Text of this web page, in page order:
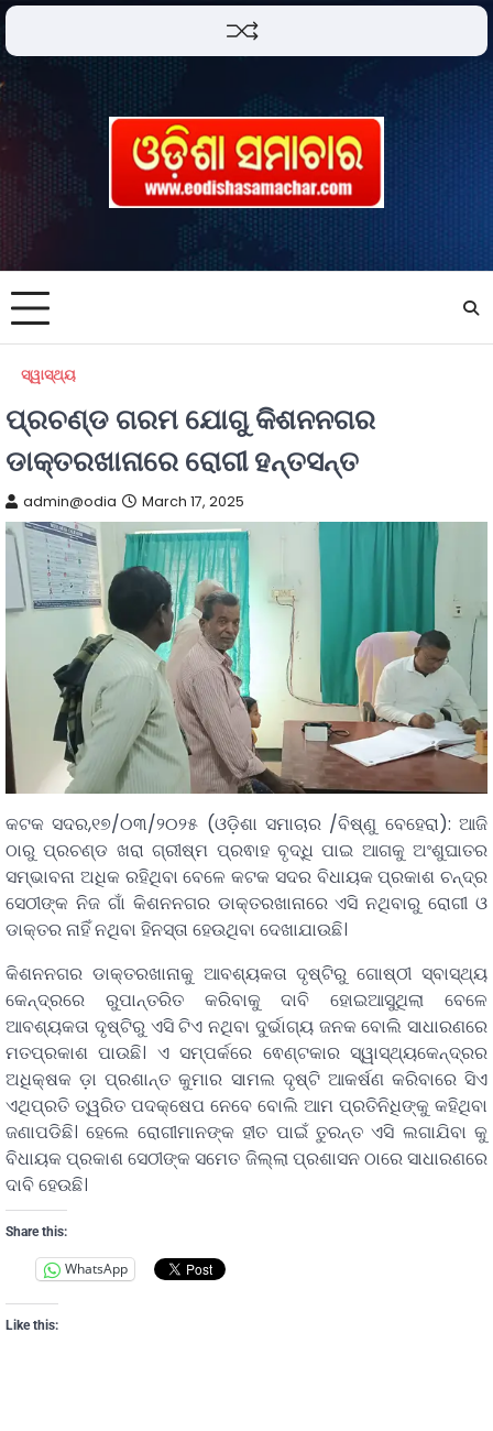
ସ୍ୱାସ୍ଥ୍ୟ
ପ୍ରଚଣ୍ଡ ଗରମ ଯୋଗୁ କିଶନନଗର
ଡାକ୍ତରଖାନାରେ ରୋଗୀ ହନ୍ତସନ୍ତ
admin@odia March 17, 2025
କଟକ ସଦର,୧୭/୦୩/୨୦୨୫ (ଓଡ଼ିଶା ସମାଚାର /ବିଷ୍ଣୁ ବେହେରା): ଆଜି
ଠାରୁ ପ୍ରଚଣ୍ଡ ଖରା ଗ୍ରୀଷ୍ମ ପ୍ରଵାହ ବୃଦ୍ଧି ପାଇ ଆଗକୁ ଅଂଶୁଘାତର
ସମ୍ଭାବନା ଅଧିକ ରହିଥିବା ବେଳେ କଟକ ସଦର ବିଧାୟକ ପ୍ରକାଶ ଚନ୍ଦ୍ର
ସେଠୀଙ୍କ ନିଜ ଗାଁ କିଶନନଗର ଡାକ୍ତରଖାନାରେ ଏସି ନଥିବାରୁ ରୋଗୀ ଓ
ଡାକ୍ତର ନାହିଁ ନଥିବା ହିନସ୍ତା ହେଉଥିବା ଦେଖାଯାଉଛି।
କିଶନନଗର ଡାକ୍ତରଖାନାକୁ ଆବଶ୍ୟକତା ଦୃଷ୍ଟିରୁ ଗୋଷ୍ଠୀ ସ୍ବାସ୍ଥ୍ୟ
କେନ୍ଦ୍ରରେ ରୁପାନ୍ତରିତ କରିବାକୁ ଦାବି ହୋଇଆସୁଥିଲା ବେଳେ
ଆବଶ୍ୟକତା ଦୃଷ୍ଟିରୁ ଏସି ଟିଏ ନଥିବା ଦୁର୍ଭାଗ୍ୟ ଜନକ ବୋଲି ସାଧାରଣରେ
ମତପ୍ରକାଶ ପାଉଛି। ଏ ସମ୍ପର୍କରେ ଵେଣ୍ଟକାର ସ୍ୱାସ୍ଥ୍ୟକେନ୍ଦ୍ରର
ଅଧିକ୍ଷକ ଡ଼ା ପ୍ରଶାନ୍ତ କୁମାର ସାମଲ ଦୃଷ୍ଟି ଆକର୍ଷଣ କରିବାରେ ସିଏ
ଏଥିପ୍ରତି ତ୍ୱରିତ ପଦକ୍ଷେପ ନେବେ ବୋଲି ଆମ ପ୍ରତିନିଧିଙ୍କୁ କହିଥିବା
ଜଣାପଡିଛି। ହେଲେ ରୋଗୀମାନଙ୍କ ହୀତ ପାଇଁ ତୁରନ୍ତ ଏସି ଲଗାଯିବା କୁ
ବିଧାୟକ ପ୍ରକାଶ ସେଠୀଙ୍କ ସମେତ ଜିଲ୍ଲା ପ୍ରଶାସନ ଠାରେ ସାଧାରଣରେ
ଦାବି ହେଉଛି।
Share this:
WhatsApp
Like this: